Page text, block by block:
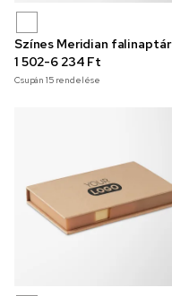
Színes Meridian falinaptár
1 502-6 234 Ft
Csupán15rendelése